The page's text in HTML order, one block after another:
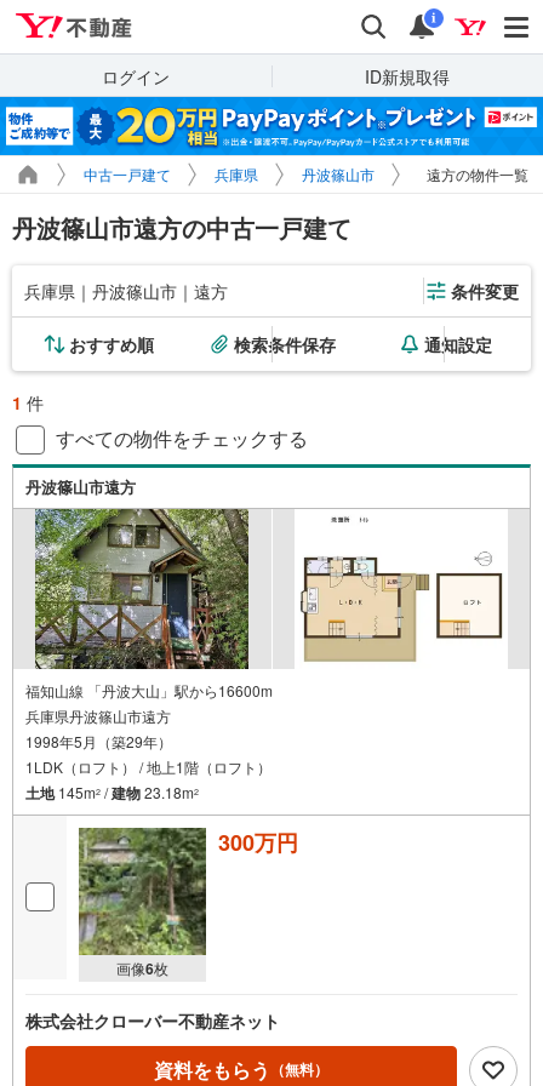
検索 通知
i
ログイン ID新規取得
中古一戸建て 兵庫県 丹波篠山市 遠方の物件一覧
丹波篠山市遠方の中古一戸建て
兵庫県｜丹波篠山市｜遠方 条件変更
おすすめ順 検索条件保存 通知設定
1 件
すべての物件をチェックする
丹波篠山市遠方
福知山線 「丹波大山」駅から16600m
兵庫県丹波篠山市遠方
1998年5月（築29年）
1LDK（ロフト） / 地上1階（ロフト）
土地145m2 /建物23.18m2
画像6枚
300万円
株式会社クローバー不動産ネット
資料をもらう （無料）